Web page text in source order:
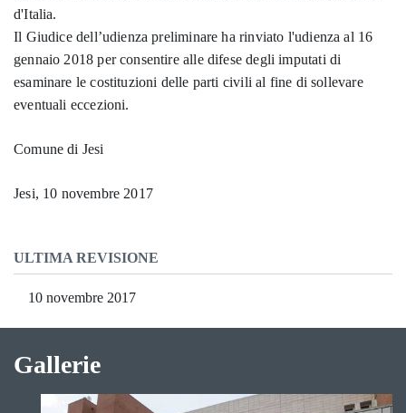
d'Italia.
Il Giudice dell’udienza preliminare ha rinviato l'udienza al 16
gennaio 2018 per consentire alle difese degli imputati di
esaminare le costituzioni delle parti civili al fine di sollevare
eventuali eccezioni.
Comune di Jesi
Jesi, 10 novembre 2017
ULTIMA REVISIONE
10 novembre 2017
Gallerie